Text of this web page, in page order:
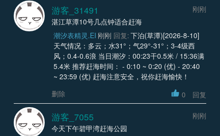
游客_31491
刚刚
湛江草潭10号几点钟适合赶海
潮汐表精灵.EI 刚刚 回复: 下泊(草潭)[2026-8-10]
天气情况：多云；水31°；气29°-31°；3-4级西
风；0.4-0.6浪 当日潮汐：00:23干0.5米 / 15:36满
5.4米 推荐赶海时间： - 0:10 ~ 0:20 (优) - 20:40
~ 23:59 (优) 赶海注意安全，祝你赶海愉快！
删除
0 回复
游客_7055
刚刚
今天下午碧甲湾赶海公园